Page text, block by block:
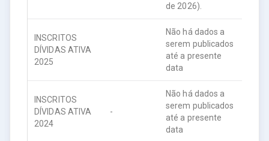
de 2026).
INSCRITOS
DÍVIDAS ATIVA
2025
Não há dados a
serem publicados
até a presente
data
INSCRITOS
DÍVIDAS ATIVA
2024
-
Não há dados a
serem publicados
até a presente
data